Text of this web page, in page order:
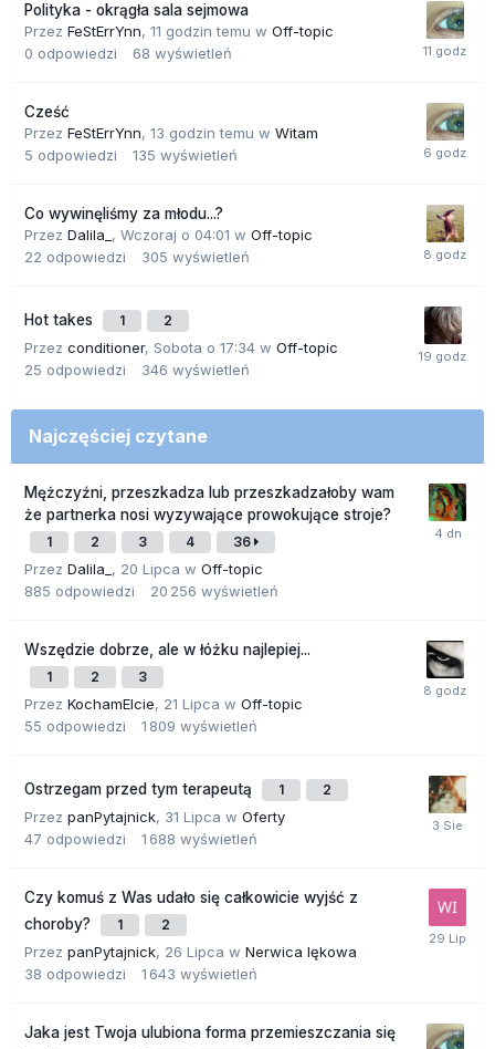
Polityka - okrągła sala sejmowa
Przez FeStErrYnn, 11 godzin temu w Off-topic
0 odpowiedzi 68 wyświetleń
Cześć
Przez FeStErrYnn, 13 godzin temu w Witam
5 odpowiedzi 135 wyświetleń
Co wywinęliśmy za młodu...?
Przez Dalila_ , Wczoraj o 04:01 w Off-topic
22 odpowiedzi 305 wyświetleń
Hot takes 1 2
Przez conditioner, Sobota o 17:34 w Off-topic
25 odpowiedzi 346 wyświetleń
Najczęściej czytane
Mężczyźni, przeszkadza lub przeszkadzałoby wam
że partnerka nosi wyzywające prowokujące stroje?
1 2 3 4 36
Przez Dalila_ , 20 Lipca w Off-topic
885 odpowiedzi 20 256 wyświetleń
Wszędzie dobrze, ale w łóżku najlepiej...
1 2 3
Przez KochamElcie, 21 Lipca w Off-topic
55 odpowiedzi 1 809 wyświetleń
Ostrzegam przed tym terapeutą 1 2
Przez panPytajnick, 31 Lipca w Oferty
47 odpowiedzi 1 688 wyświetleń
Czy komuś z Was udało się całkowicie wyjść z
choroby?
1 2
Przez panPytajnick, 26 Lipca w Nerwica lękowa
38 odpowiedzi 1 643 wyświetleń
Jaka jest Twoja ulubiona forma przemieszczania się